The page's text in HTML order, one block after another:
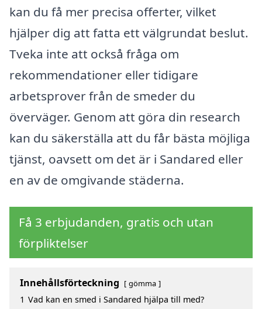
kan du få mer precisa offerter, vilket
hjälper dig att fatta ett välgrundat beslut.
Tveka inte att också fråga om
rekommendationer eller tidigare
arbetsprover från de smeder du
överväger. Genom att göra din research
kan du säkerställa att du får bästa möjliga
tjänst, oavsett om det är i Sandared eller
en av de omgivande städerna.
Få 3 erbjudanden, gratis och utan
förpliktelser
Innehållsförteckning gömma
1 Vad kan en smed i Sandared hjälpa till med?